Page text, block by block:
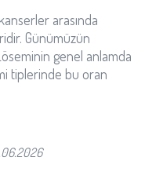
arasında
Günümüzün
genel anlamda
tiplerinde bu oran